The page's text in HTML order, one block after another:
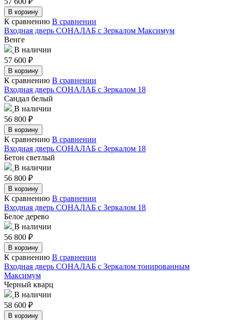
В корзину
К сравнению В сравнении
Входная дверь СОНАЛАБ с Зеркалом Максимум
Венге
В наличии
57 600 ₽
В корзину
К сравнению В сравнении
Входная дверь СОНАЛАБ с Зеркалом 18
Сандал белый
В наличии
56 800 ₽
В корзину
К сравнению В сравнении
Входная дверь СОНАЛАБ с Зеркалом 18
Бетон светлый
В наличии
56 800 ₽
В корзину
К сравнению В сравнении
Входная дверь СОНАЛАБ с Зеркалом 18
Белое дерево
В наличии
56 800 ₽
В корзину
К сравнению В сравнении
Входная дверь СОНАЛАБ с Зеркалом тонированным
Максимум
Черный кварц
В наличии
58 600 ₽
В корзину